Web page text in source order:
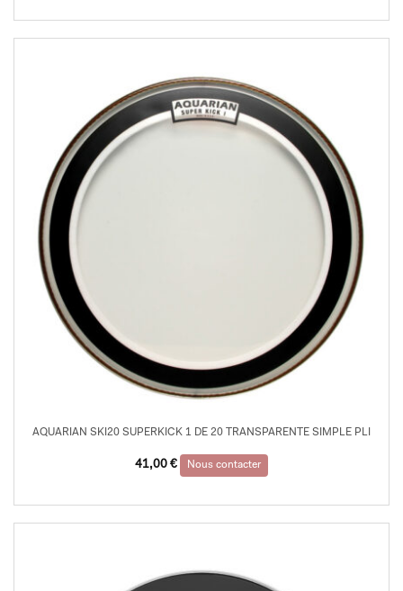
AQUARIAN SKI20 SUPERKICK 1 DE 20 TRANSPARENTE SIMPLE PLI
41,00 € Nous contacter